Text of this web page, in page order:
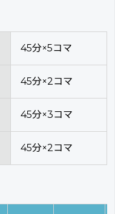
45分×5コマ
45分×2コマ
45分×3コマ
45分×2コマ